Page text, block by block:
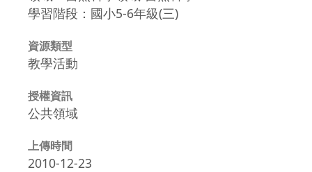
學習階段：國小5-6年級(三)
資源類型
教學活動
授權資訊
公共領域
上傳時間
2010-12-23